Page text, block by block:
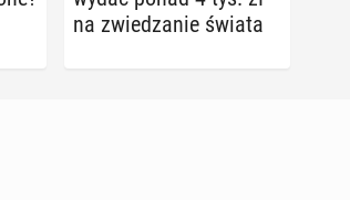
na zwie­dza­nie świata